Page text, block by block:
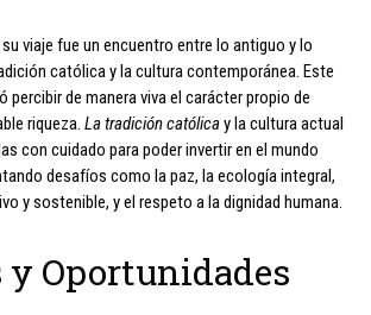
viaje fue un encuentro entre lo antiguo y lo
católica y la cultura contemporánea. Este
percibir de manera viva el carácter propio de
riqueza. La tradición católicay la cultura actual
con cuidado para poder invertir en el mundo
desafíos como la paz, la ecología integral,
y sostenible, y el respeto a la dignidad humana.
y Oportunidades